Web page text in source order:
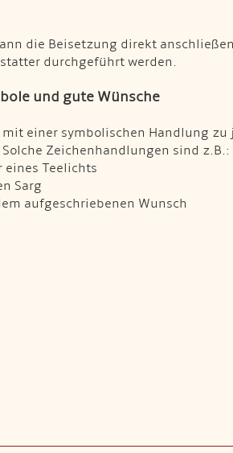
die Beisetzung direkt
durchgeführt werden.
und gute Wünsche
mit einer symbolischen Handlung zu
Zeichenhandlungen sind z.B.:
eines Teelichts
Sarg
aufgeschriebenen Wunsch